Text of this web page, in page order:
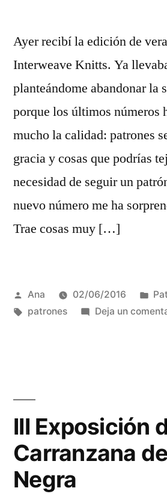
Ayer recibí la edición de
Interweave Knitts. Ya
planteándome abandonar la
porque los últimos números
mucho la calidad: patrones
gracia y cosas que podrías
necesidad de seguir un
nuevo número me ha
Trae cosas muy […]
Publicada
por
Ana 02/06/2016
en
Etiquetas:
patrones Deja un
III Exposición
Carranzana
Negra